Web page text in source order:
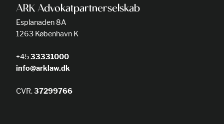
ARK Advokatpartnerselskab
Esplanaden 8A
1263 København K
+4533331000
info@arklaw.dk
CVR.37299766